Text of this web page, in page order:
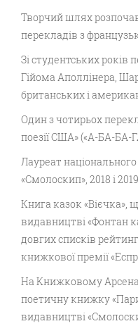
Творчий шлях
перекладів з
Зі студентських років
Гійома Аполлінера,
британських і
Один з чотирьох
поезії США» («А-БА-БА-
Лауреат
«Смолоскип», 2018 і
Книга казок
видавництві «Фонтан
довгих списків
книжкової премії
На Книжковому
поетичну книжку
видавництві